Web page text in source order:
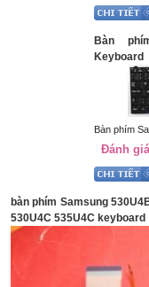
Bàn
Keyboard
Bàn phím
Đánh giá
bàn phím Samsung
530U4C 535U4C keyboard